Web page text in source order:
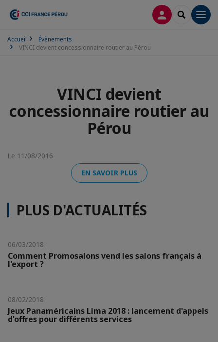
CONNEXION
Accueil
Évènements
VINCI devient concessionnaire routier au Pérou
VINCI devient
concessionnaire routier au
Pérou
Le 11/08/2016
EN SAVOIR PLUS
PLUS D'ACTUALITÉS
06/03/2018
Comment Promosalons vend les salons français à
l'export ?
08/02/2018
Jeux Panaméricains Lima 2018 : lancement d'appels
d'offres pour différents services